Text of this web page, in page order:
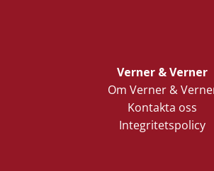
Verner & Verner
Om Verner &
Kontakta oss
Integritetspolicy